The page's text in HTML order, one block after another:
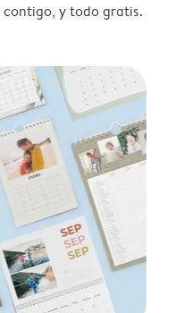
contigo, y todo gratis.